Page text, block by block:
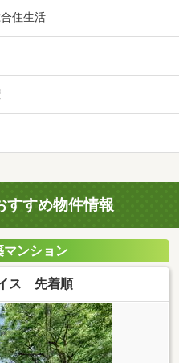
住生活
すすめ物件情報
マンション
ス 先着順